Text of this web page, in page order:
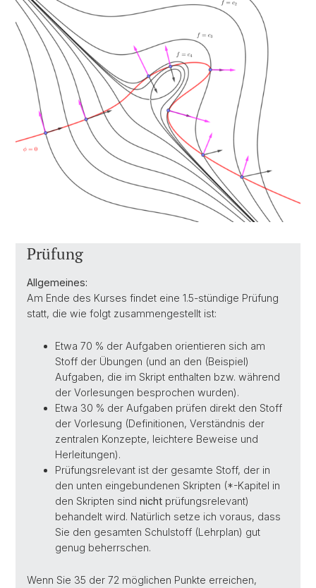
Prüfung
Allgemeines:
Am Ende des Kurses findet eine 1.5-stündige Prüfung
statt, die wie folgt zusammengestellt ist:
Etwa 70 % der Aufgaben orientieren sich am
Stoff der Übungen (und an den (Beispiel)
Aufgaben, die im Skript enthalten bzw. während
der Vorlesungen besprochen wurden).
Etwa 30 % der Aufgaben prüfen direkt den Stoff
der Vorlesung (Definitionen, Verständnis der
zentralen Konzepte, leichtere Beweise und
Herleitungen).
Prüfungsrelevant ist der gesamte Stoff, der in
den unten eingebundenen Skripten (*-Kapitel in
den Skripten sind nicht prüfungsrelevant)
behandelt wird. Natürlich setze ich voraus, dass
Sie den gesamten Schulstoff (Lehrplan) gut
genug beherrschen.
Wenn Sie 35 der 72 möglichen Punkte erreichen,